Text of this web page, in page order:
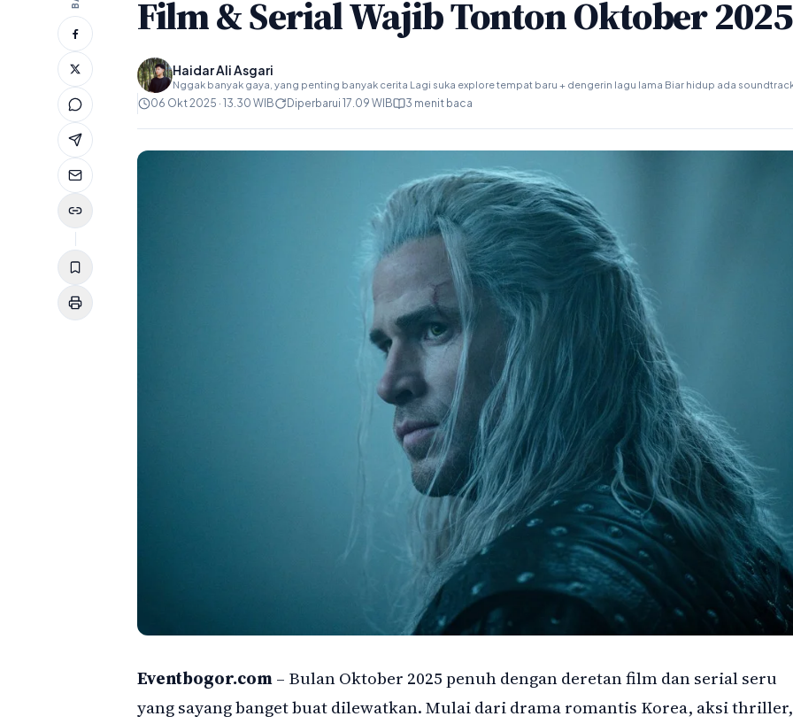
Film & Serial Wajib Tonton Oktober 2025
Haidar Ali Asgari
Nggak banyak gaya, yang penting banyak cerita Lagi suka explore tempat baru + dengerin lagu lama Biar hidup ada
06 Okt 2025 · 13.30 WIB Diperbarui 17.09 WIB 3 menit baca
Eventbogor.com– Bulan Oktober 2025 penuh dengan deretan film dan serial seru
yang sayang banget buat dilewatkan. Mulai dari drama romantis Korea, aksi thriller,